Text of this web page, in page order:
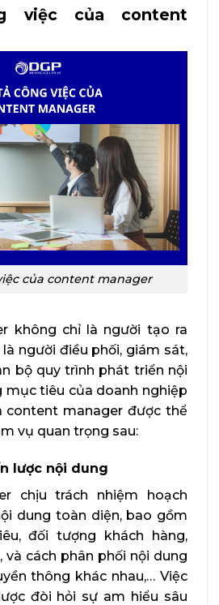
việc của content
của content manager
không chỉ là người tạo ra
người điều phối, giám sát,
bộ quy trình phát triển nội
mục tiêu của doanh nghiệp
content manager được thể
vụ quan trọng sau:
lược nội dung
chịu trách nhiệm hoạch
dung toàn diện, bao gồm
đối tượng khách hàng,
và cách phân phối nội dung
thông khác nhau,… Việc
đòi hỏi sự am hiểu sâu